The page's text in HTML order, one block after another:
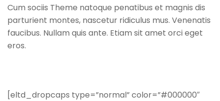
Cum sociis Theme natoque penatibus et magnis dis
parturient montes, nascetur ridiculus mus. Venenatis
faucibus. Nullam quis ante. Etiam sit amet orci eget
eros.
[eltd_dropcaps type=”normal” color=”#000000″